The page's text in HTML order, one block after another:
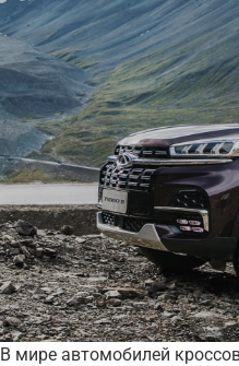
В мире автомобилей